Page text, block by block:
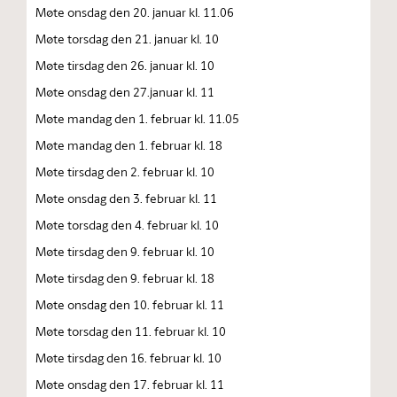
Møte onsdag den 20. januar kl. 11.06
Møte torsdag den 21. januar kl. 10
Møte tirsdag den 26. januar kl. 10
Møte onsdag den 27.januar kl. 11
Møte mandag den 1. februar kl. 11.05
Møte mandag den 1. februar kl. 18
Møte tirsdag den 2. februar kl. 10
Møte onsdag den 3. februar kl. 11
Møte torsdag den 4. februar kl. 10
Møte tirsdag den 9. februar kl. 10
Møte tirsdag den 9. februar kl. 18
Møte onsdag den 10. februar kl. 11
Møte torsdag den 11. februar kl. 10
Møte tirsdag den 16. februar kl. 10
Møte onsdag den 17. februar kl. 11